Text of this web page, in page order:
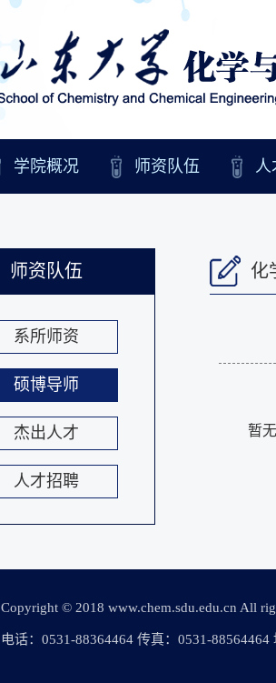
学院概况 师资队伍 人
师资队伍
系所师资
硕博导师
杰出人才
人才招聘
化
暂
Copyright © 2018 www.chem.sdu.edu.cn All
电话：0531-88364464 传真：0531-